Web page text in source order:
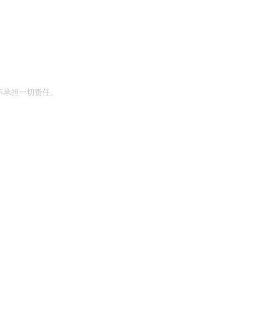
担一切责任。